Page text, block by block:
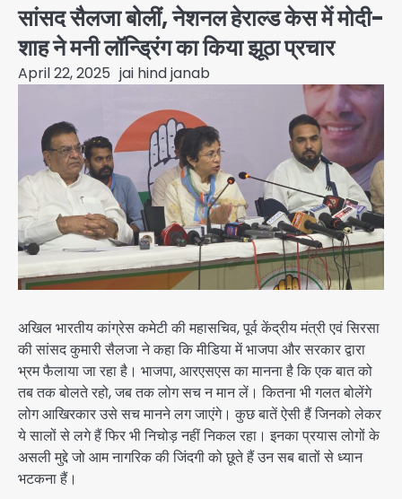
सांसद सैलजा बोलीं, नेशनल हेराल्ड केस में मोदी-
शाह ने मनी लॉन्ड्रिंग का किया झूठा प्रचार
April 22, 2025 jai hind janab
अखिल भारतीय कांग्रेस कमेटी की महासचिव, पूर्व केंद्रीय मंत्री एवं सिरसा
की सांसद कुमारी सैलजा ने कहा कि मीडिया में भाजपा और सरकार द्वारा
भ्रम फैलाया जा रहा है। भाजपा, आरएसएस का मानना है कि एक बात को
तब तक बोलते रहो, जब तक लोग सच न मान लें। कितना भी गलत बोलेंगे
लोग आखिरकार उसे सच मानने लग जाएंगे। कुछ बातें ऐसी हैं जिनको लेकर
ये सालों से लगे हैं फिर भी निचोड़ नहीं निकल रहा। इनका प्रयास लोगों के
असली मुद्दे जो आम नागरिक की जिंदगी को छूते हैं उन सब बातों से ध्यान
भटकना हैं।